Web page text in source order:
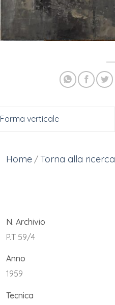
Forma verticale
Home / Torna alla ricerca
N. Archivio
P.T 59/4
Anno
1959
Tecnica